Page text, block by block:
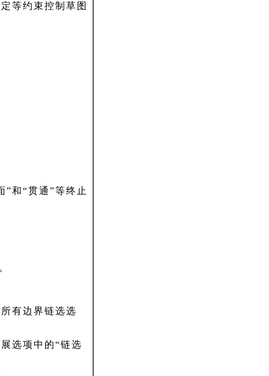
等约束控制草图
”和“贯通”等终止
有边界链选选
选项中的“链选